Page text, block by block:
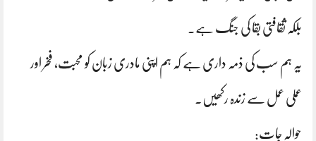
بلکہ ثقافتی بقا کی جنگ ہے۔
یہ ہم سب کی ذمہ داری ہے کہ ہم اپنی مادری زبان کو محبت، فخر اور
عملی عمل سے زندہ رکھیں۔
حوالہ جات: